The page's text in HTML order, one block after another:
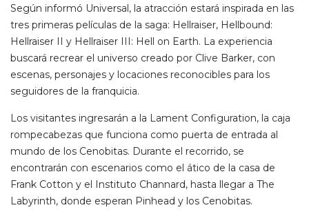
Según informó Universal, la atracción estará inspirada en las
tres primeras películas de la saga: Hellraiser, Hellbound:
Hellraiser II y Hellraiser III: Hell on Earth. La experiencia
buscará recrear el universo creado por Clive Barker, con
escenas, personajes y locaciones reconocibles para los
seguidores de la franquicia.
Los visitantes ingresarán a la Lament Configuration, la caja
rompecabezas que funciona como puerta de entrada al
mundo de los Cenobitas. Durante el recorrido, se
encontrarán con escenarios como el ático de la casa de
Frank Cotton y el Instituto Channard, hasta llegar a The
Labyrinth, donde esperan Pinhead y los Cenobitas.